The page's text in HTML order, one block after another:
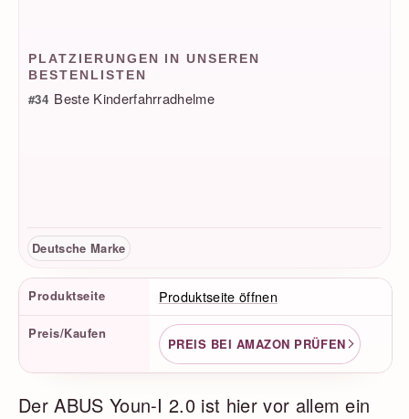
PLATZIERUNGEN IN UNSEREN
BESTENLISTEN
#34 Beste Kinderfahrradhelme
Deutsche Marke
Produktfakten
Produktseite Produktseite öffnen
Preis/Kaufen
PREIS BEI AMAZON PRÜFEN
Der ABUS Youn-I 2.0 ist hier vor allem ein